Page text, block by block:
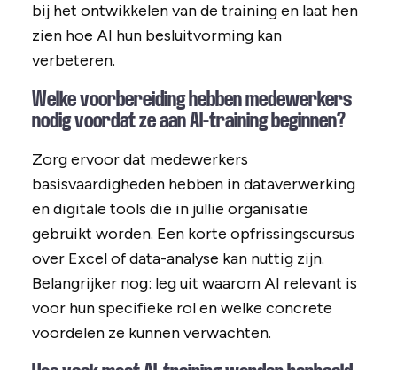
bij het ontwikkelen van de training en laat hen
zien hoe AI hun besluitvorming kan
verbeteren.
Welke voorbereiding hebben medewerkers
nodig voordat ze aan AI-training beginnen?
Zorg ervoor dat medewerkers
basisvaardigheden hebben in dataverwerking
en digitale tools die in jullie organisatie
gebruikt worden. Een korte opfrissingscursus
over Excel of data-analyse kan nuttig zijn.
Belangrijker nog: leg uit waarom AI relevant is
voor hun specifieke rol en welke concrete
voordelen ze kunnen verwachten.